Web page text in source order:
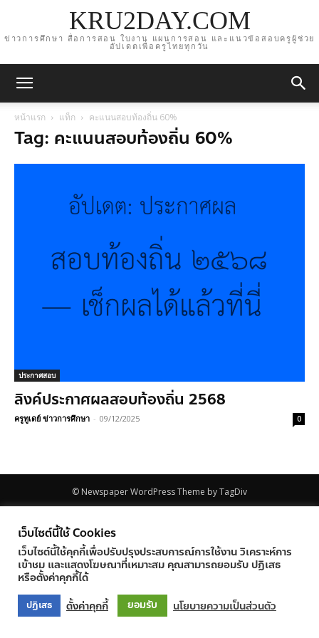
KRU2DAY.COM
ข่าวการศึกษา สื่อการสอน ใบงาน แผนการสอน และแนวข้อสอบครูผู้ช่วย
อัปเดตเพื่อครูไทยทุกวัน
หน้าแรก แท็ก คะแนนสอบท้องถิ่น 60%
Tag: คะแนนสอบท้องถิ่น 60%
ประกาศสอบ
ลิงค์ประกาศผลสอบท้องถิ่น 2568
ครูทูเดย์ ข่าวการศึกษา - 09/12/2025 0
© Newspaper WordPress Theme by TagDiv
เว็บไซต์นี้ใช้ Cookies
เว็บไซต์นี้ใช้คุกกี้เพื่อปรับปรุงประสบการณ์การใช้งาน วิเคราะห์การ
เข้าชม และแสดงโฆษณาที่เหมาะสม คุณสามารถยอมรับ ปฏิเสธ
หรือตั้งค่าคุกกี้ได้
ปฏิเสธ ตั้งค่าคุกกี้ ยอมรับ นโยบายความเป็นส่วนตัว